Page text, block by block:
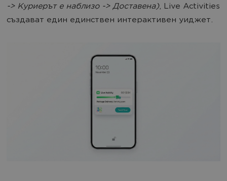
-> Куриерът е наблизо -> Доставена), Live Activities
създават един единствен интерактивен уиджет.